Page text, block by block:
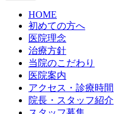
HOME
初めての方へ
医院理念
治療方針
当院のこだわり
医院案内
アクセス・診療時間
院長・スタッフ紹介